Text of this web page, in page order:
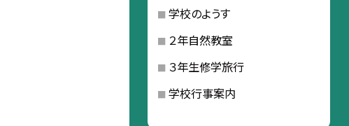
学校のようす
２年自然教室
３年生修学旅行
学校行事案内